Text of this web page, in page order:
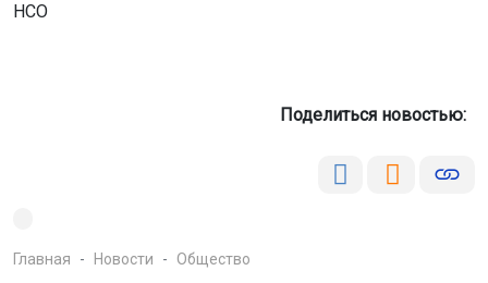
НСО
Поделиться новостью:
Главная Новости Общество